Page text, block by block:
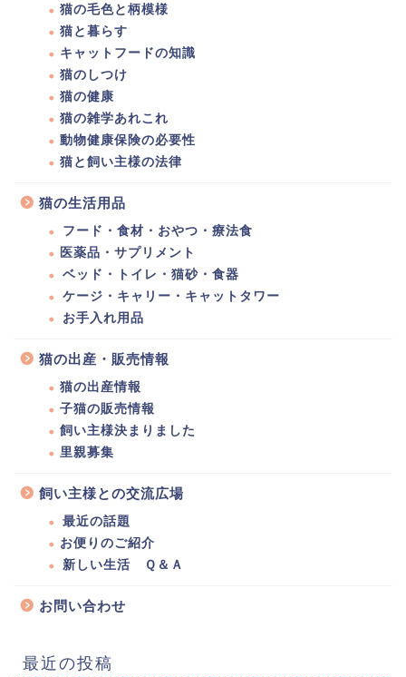
猫の毛色と柄模様
猫と暮らす
キャットフードの知識
猫のしつけ
猫の健康
猫の雑学あれこれ
動物健康保険の必要性
猫と飼い主様の法律
猫の生活用品
フード・食材・おやつ・療法食
医薬品・サプリメント
ベッド・トイレ・猫砂・食器
ケージ・キャリー・キャットタワー
お手入れ用品
猫の出産・販売情報
猫の出産情報
子猫の販売情報
飼い主様決まりました
里親募集
飼い主様との交流広場
最近の話題
お便りのご紹介
新しい生活 Ｑ＆Ａ
お問い合わせ
最近の投稿